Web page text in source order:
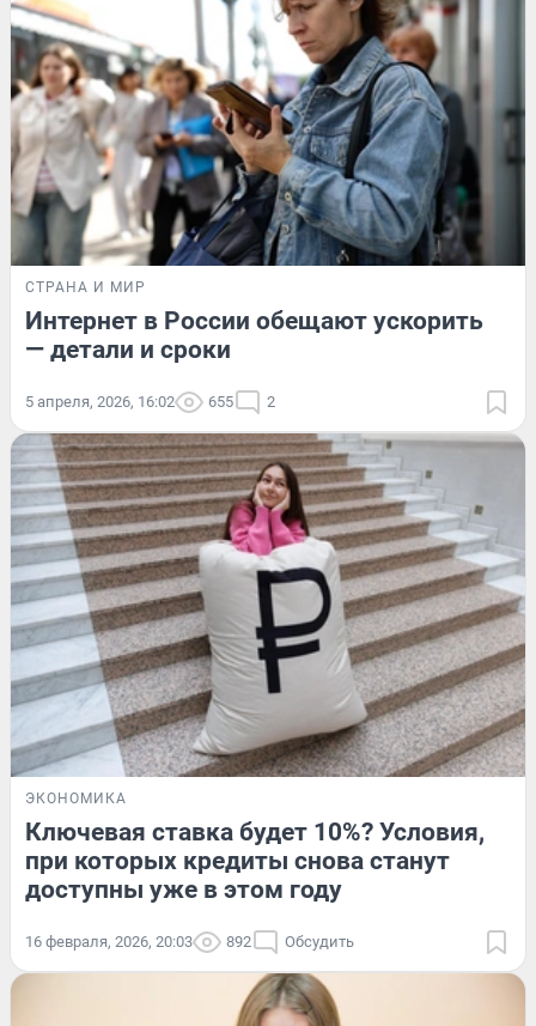
СТРАНА И МИР
Интернет в России обещают ускорить
— детали и сроки
5 апреля, 2026, 16:02 655 2
ЭКОНОМИКА
Ключевая ставка будет 10%? Условия,
при которых кредиты снова станут
доступны уже в этом году
16 февраля, 2026, 20:03 892 Обсудить